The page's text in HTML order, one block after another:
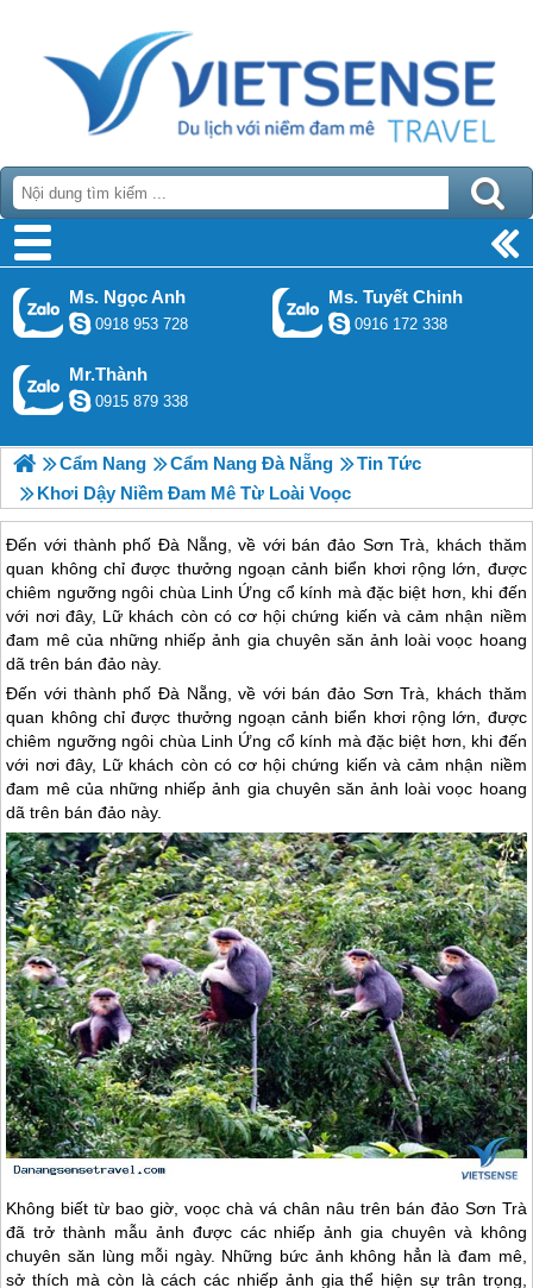
Ms. Ngọc Anh
0918 953 728
Ms. Tuyết Chinh
0916 172 338
Mr.Thành
0915 879 338
Cẩm Nang Cẩm Nang Đà Nẵng
Tin Tức
Khơi Dậy Niềm Đam Mê Từ Loài Voọc
Đến với thành phố Đà Nẵng, về với bán đảo Sơn Trà, khách thăm
quan không chỉ được thưởng ngoạn cảnh biển khơi rộng lớn, được
chiêm ngưỡng ngôi chùa Linh Ứng cổ kính mà đặc biệt hơn, khi đến
với nơi đây, Lữ khách còn có cơ hội chứng kiến và cảm nhận niềm
đam mê của những nhiếp ảnh gia chuyên săn ảnh loài voọc hoang
dã trên bán đảo này.
Đến với thành phố Đà Nẵng, về với bán đảo Sơn Trà, khách thăm
quan không chỉ được thưởng ngoạn cảnh biển khơi rộng lớn, được
chiêm ngưỡng ngôi chùa Linh Ứng cổ kính mà đặc biệt hơn, khi đến
với nơi đây, Lữ khách còn có cơ hội chứng kiến và cảm nhận niềm
đam mê của những nhiếp ảnh gia chuyên săn ảnh loài voọc hoang
dã trên bán đảo này.
Không biết từ bao giờ, voọc chà vá chân nâu trên bán đảo Sơn Trà
đã trở thành mẫu ảnh được các nhiếp ảnh gia chuyên và không
chuyên săn lùng mỗi ngày. Những bức ảnh không hẳn là đam mê,
sở thích mà còn là cách các nhiếp ảnh gia thể hiện sự trân trọng,